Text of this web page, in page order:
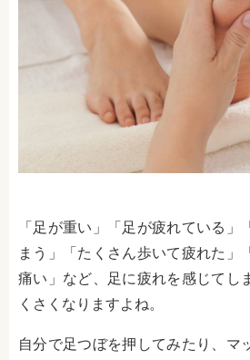
「足が重い」「足が疲れている」
まう」「たくさん歩いて疲れた」
痛い」など、足に疲れを感じてし
くさくなりますよね。
自分で足つぼを押してみたり、マ